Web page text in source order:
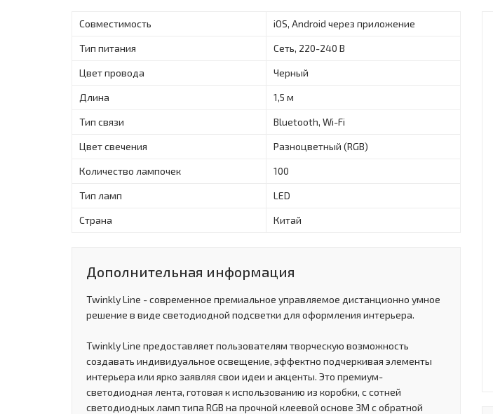
Совместимость iOS, Android через приложение
Тип питания Сеть, 220-240 В
Цвет провода Черный
Длина 1,5 м
Тип связи Bluetooth, Wi-Fi
Цвет свечения Разноцветный (RGB)
Количество лампочек 100
Тип ламп LED
Страна Китай
Дополнительная информация
Twinkly Line - современное премиальное управляемое дистанционно умное
решение в виде светодиодной подсветки для оформления интерьера.
Twinkly Line предоставляет пользователям творческую возможность
создавать индивидуальное освещение, эффектно подчеркивая элементы
интерьера или ярко заявляя свои идеи и акценты. Это премиум-
светодиодная лента, готовая к использованию из коробки, с сотней
светодиодных ламп типа RGB на прочной клеевой основе 3M с обратной